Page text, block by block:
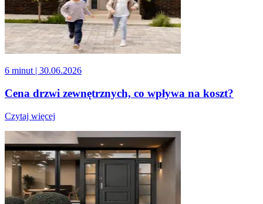
6 minut | 30.06.2026
Cena drzwi zewnętrznych, co wpływa na koszt?
Czytaj więcej